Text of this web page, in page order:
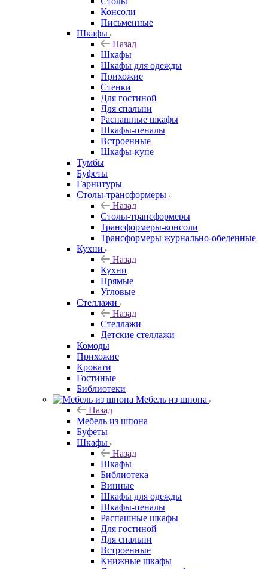
Консоли
Письменные
Шкафы
Назад
Шкафы
Шкафы для одежды
Прихожие
Стенки
Для гостиной
Для спальни
Распашные шкафы
Шкафы-пеналы
Встроенные
Шкафы-купе
Тумбы
Буфеты
Гарнитуры
Столы-трансформеры
Назад
Столы-трансформеры
Трансформеры-консоли
Трансформеры журнально-обеденные
Кухни
Назад
Кухни
Прямые
Угловые
Стеллажи
Назад
Стеллажи
Детские стеллажи
Комоды
Прихожие
Кровати
Гостиные
Библиотеки
Мебель из шпона
Назад
Мебель из шпона
Буфеты
Шкафы
Назад
Шкафы
Библиотека
Винные
Шкафы для одежды
Шкафы-пеналы
Распашные шкафы
Для гостиной
Для спальни
Встроенные
Книжные шкафы